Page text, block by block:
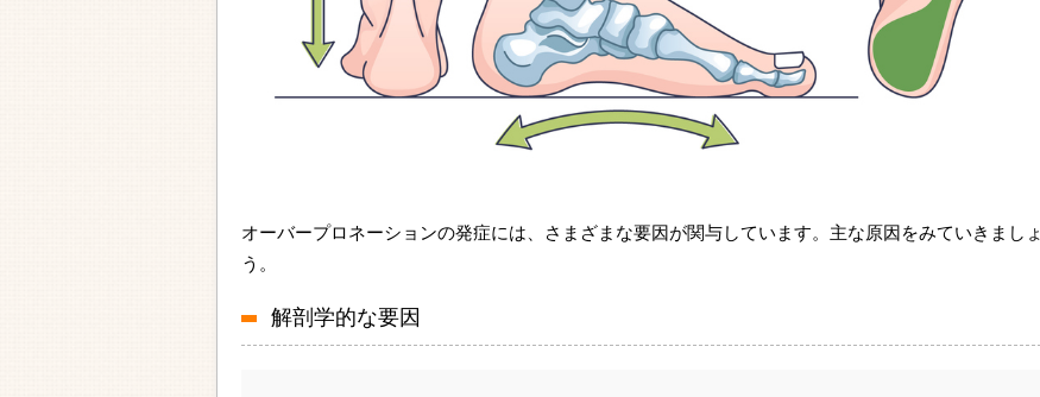
オーバープロネーションの発症には、さまざまな要因が関与しています。主な原因をみていきましょ
う。
解剖学的な要因